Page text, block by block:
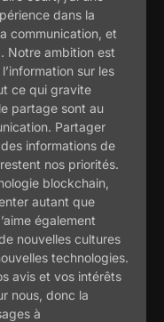
dans la
communication, et
Notre ambition est
sur les
ce qui gravite
partage sont au
Partager
informations de
nos priorités.
blockchain,
autant que
également
nouvelles cultures
technologies.
avis et vos intérêts
nous, donc la
à